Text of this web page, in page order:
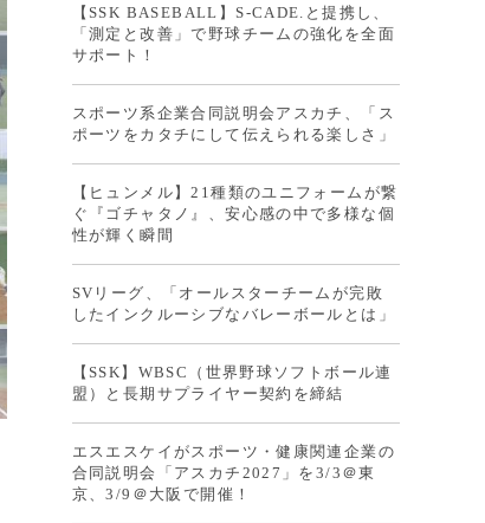
【SSK BASEBALL】S-CADE.と提携し、
「測定と改善」で野球チームの強化を全面
サポート！
スポーツ系企業合同説明会アスカチ、「ス
ポーツをカタチにして伝えられる楽しさ」
【ヒュンメル】21種類のユニフォームが繋
ぐ『ゴチャタノ』、安心感の中で多様な個
性が輝く瞬間
SVリーグ、「オールスターチームが完敗
したインクルーシブなバレーボールとは」
【SSK】WBSC（世界野球ソフトボール連
盟）と長期サプライヤー契約を締結
エスエスケイがスポーツ・健康関連企業の
合同説明会「アスカチ2027」を3/3＠東
京、3/9＠大阪で開催！